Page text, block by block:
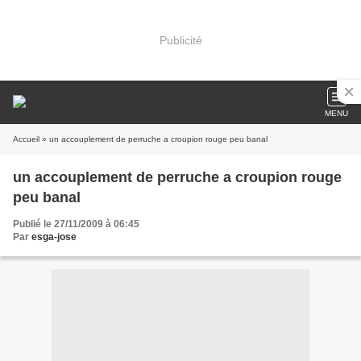
Publicité
MENU
Accueil » un accouplement de perruche a croupion rouge peu banal
un accouplement de perruche a croupion rouge
peu banal
Publié le 27/11/2009 à 06:45
Par esga-jose